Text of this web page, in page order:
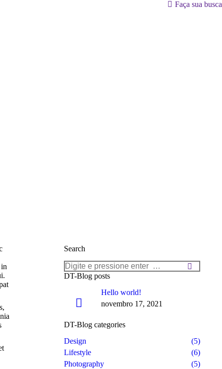
Search:
Faça sua busca
Search
Search:
DT-Blog posts
Hello world!
novembro 17, 2021
DT-Blog categories
Design
(5)
Lifestyle
(6)
Photography
(5)